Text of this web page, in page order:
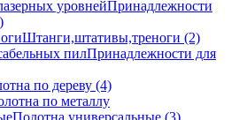
Принадлежности
Штанги,штативы,треноги (2)
Принадлежности для
по дереву (4)
по металлу